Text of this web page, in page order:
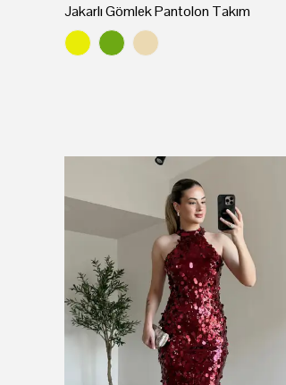
Jakarlı Gömlek Pantolon Takım